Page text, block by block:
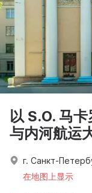
以 S.O. 马
与内河航运
г. Санкт-
在地图上显示